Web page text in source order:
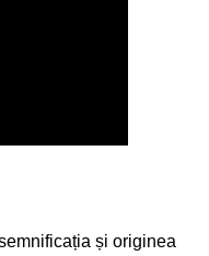
și originea